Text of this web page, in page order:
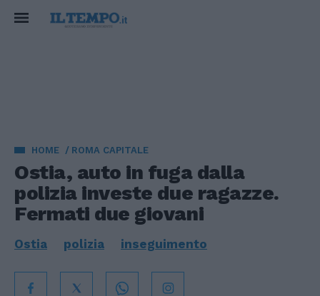
HOME ROMA CAPITALE
Ostia, auto in fuga dalla
polizia investe due ragazze.
Fermati due giovani
Ostia polizia inseguimento